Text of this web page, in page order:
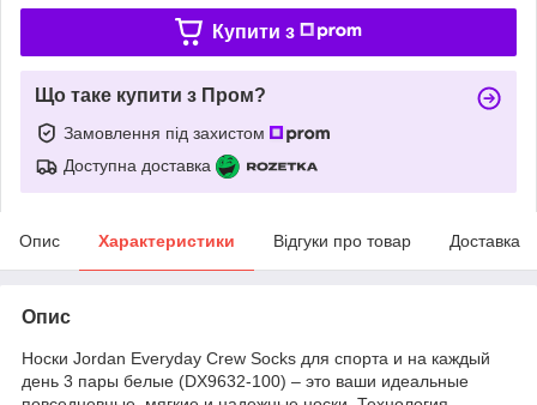
Купити з
Що таке купити з Пром?
Замовлення під захистом
Доступна доставка
Опис Характеристики Відгуки про товар Доставка
Опис
Носки Jordan Everyday Crew Socks для спорта и на каждый
день 3 пары белые (DX9632-100) – это ваши идеальные